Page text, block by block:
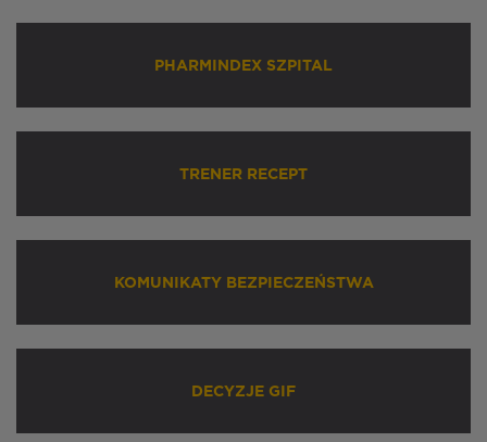
PHARMINDEX SZPITAL
TRENER RECEPT
KOMUNIKATY BEZPIECZEŃSTWA
DECYZJE GIF